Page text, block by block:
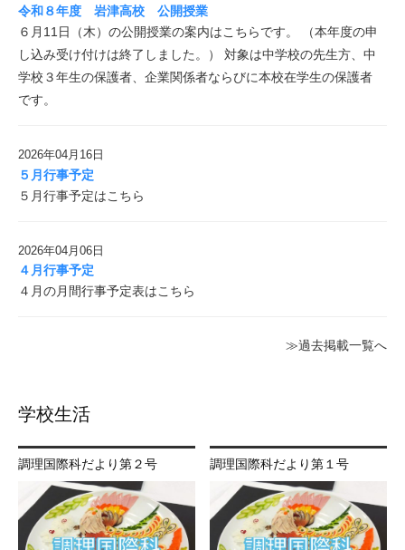
令和８年度 岩津高校 公開授業
６月11日（木）の公開授業の案内はこちらです。 （本年度の申
し込み受け付けは終了しました。） 対象は中学校の先生方、中
学校３年生の保護者、企業関係者ならびに本校在学生の保護者
です。
2026年04月16日
５月行事予定
５月行事予定はこちら
2026年04月06日
４月行事予定
４月の月間行事予定表はこちら
≫過去掲載一覧へ
学校生活
調理国際科だより第２号 調理国際科だより第１号